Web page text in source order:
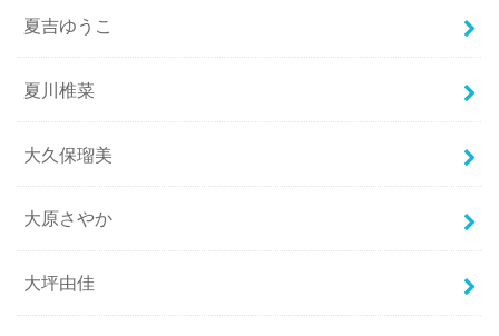
夏吉ゆうこ
夏川椎菜
大久保瑠美
大原さやか
大坪由佳